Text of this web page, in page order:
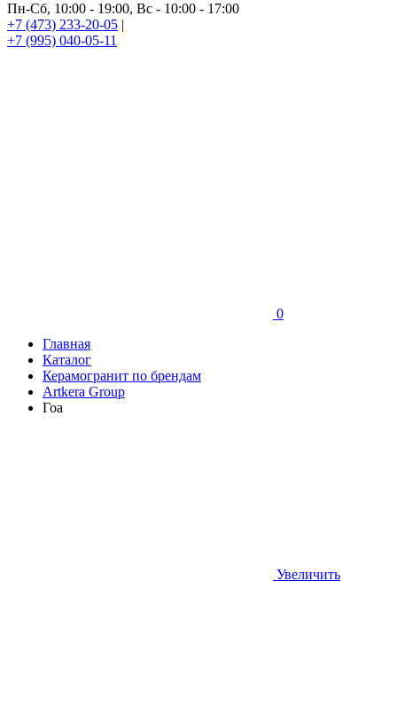
Пн-Сб, 10:00 - 19:00, Вс - 10:00 - 17:00
+7 (473) 233-20-05 |
+7 (995) 040-05-11
0
Главная
Каталог
Керамогранит по брендам
Artkera Group
Гоа
Увеличить